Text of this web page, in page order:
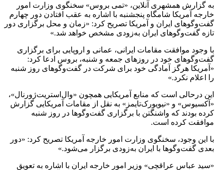
به گزارش همشهری آنلاین، «تمی بروس» سخنگوی وزارت امور
خارجه آمریکا شامگاه پنجشنبه با اشاره به عقب افتادن دور چهارم
گفت‌وگوهای ایران و آمریکا تصریح کرد: «زمان و محل برگزاری دور
تازه گفت‌وگوهای ایران به‌زودی مشخص خواهد شد.»
با وجود موافقت مقامات ایرانی، عمانی و اروپایی برای برگزاری
گفت‌وگوهای خود در روزهای جمعه و شنبه، بروس ادعا کرد:
«آمریکا هرگز آمادگی خود برای شرکت در گفت‌وگوهای روز شنبه
را اعلام نکرد.»
این درحالی است که منابع آمریکایی همچون «وال‌استریت‌ژورنال»،
«آکسیوس» و «نیویورک‌تایمز» به نقل از مقامات آمریکایی گزارش
کرده بودند که واشنگتن با برگزاری گفت‌وگوها در روز شنبه
موافقت کرده است.
با این وجود، سخنگوی وزارت امور خارجه آمریکا تصریح کرد: «دور
بعدی گفت‌وگوها با ایران به‌زودی برگزار می‌شود.»
«سید عباس عراقچی» وزیر امور خارجه ایران با اشاره به تعویق